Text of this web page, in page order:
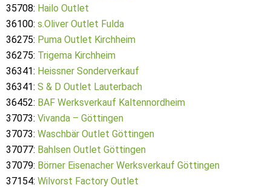
35708: Hailo Outlet
36100: s.Oliver Outlet Fulda
36275: Puma Outlet Kirchheim
36275: Trigema Kirchheim
36341: Heissner Sonderverkauf
36341: S & D Outlet Lauterbach
36452: BAF Werksverkauf Kaltennordheim
37073: Vivanda – Göttingen
37073: Waschbär Outlet Göttingen
37077: Bahlsen Outlet Göttingen
37079: Börner Eisenacher Werksverkauf Göttingen
37154: Wilvorst Factory Outlet